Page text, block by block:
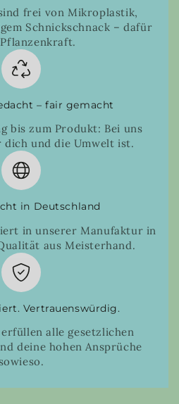
frei von Mikroplastik,
Schnickschnack – dafür
– fair gemacht
bis zum Produkt: Bei uns
und die Umwelt ist.
in Deutschland
in unserer Manufaktur in
aus Meisterhand.
Vertrauenswürdig.
alle gesetzlichen
deine hohen Ansprüche